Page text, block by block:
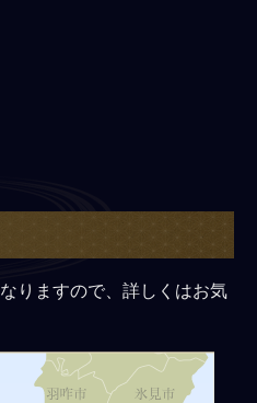
りますので、詳しくはお気